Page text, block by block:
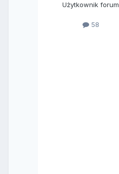
Użytkownik forum
58